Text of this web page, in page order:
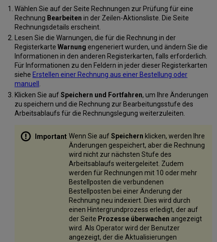
Wählen Sie auf der Seite Rechnungen zur Prüfung für eine
Rechnung Bearbeiten in der Zeilen-Aktionsliste. Die Seite
Rechnungsdetails erscheint.
Lesen Sie die Warnungen, die für die Rechnung in der
Registerkarte Warnung engeneriert wurden, und ändern Sie die
Informationen in den anderen Registerkarten, falls erforderlich.
Für Informationen zu den Feldern in jeder dieser Registerkarten
siehe Erstellen einer Rechnung aus einer Bestellung oder
manuell .
Klicken Sie aufSpeichern und Fortfahren, um Ihre Änderungen
zu speichern und die Rechnung zur Bearbeitungsstufe des
Arbeitsablaufs für die Rechnungslegung weiterzuleiten.
Wenn Sie aufSpeichern klicken, werden Ihre
Änderungen gespeichert, aber die Rechnung
wird nicht zur nächsten Stufe des
Arbeitsablaufs weitergeleitet. Zudem
werden für Rechnungen mit 10 oder mehr
Bestellposten die verbundenen
Bestellposten bei einer Änderung der
Rechnung neu indexiert. Dies wird durch
einen Hintergrundprozess erledigt, der auf
der Seite Prozesse überwachen angezeigt
wird. Als Operator wird der Benutzer
angezeigt, der die Aktualisierungen